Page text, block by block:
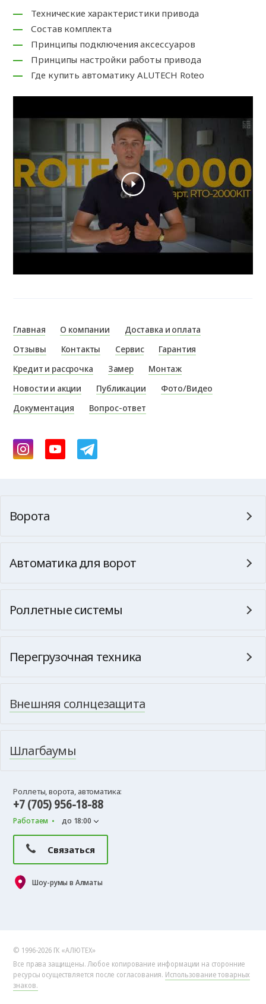
Технические характеристики привода
Состав комплекта
Принципы подключения аксессуаров
Принципы настройки работы привода
Где купить автоматику ALUTECH Roteo
Главная О компании
Доставка и оплата
Отзывы
Контакты Сервис
Гарантия
Кредит и рассрочка
Замер
Монтаж
Новости и акции
Публикации
Фото/Видео
Документация
Вопрос-ответ
Ворота
Автоматика для ворот
Роллетные системы
Перегрузочная техника
Внешняя солнцезащита
Шлагбаумы
Роллеты, ворота, автоматика:
+7 (705) 956-18-88
Работаем до 18:00
Связаться
Шоу-румы в Алматы
© 1996-2026 ГК «АЛЮТЕХ»
Все права защищены. Любое копирование информации на сторонние
ресурсы осуществляется после согласования. Использование товарных
знаков.